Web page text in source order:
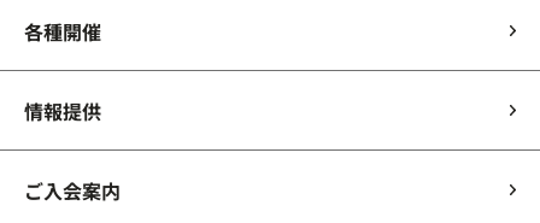
各種開催
情報提供
ご入会案内